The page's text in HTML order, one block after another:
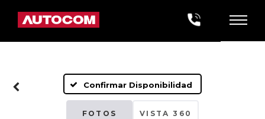
Confirmar Disponibilidad
FOTOS VISTA 360
Fotos No
Disponibles
Por favor, revise luego